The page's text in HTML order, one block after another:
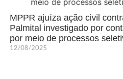
MPPR ajuíza ação civil
Palmital investigado por
por meio de processos
12/08/2025